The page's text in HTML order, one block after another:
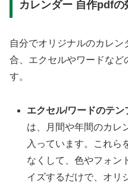
カレンダー 自作pdf
自分でオリジナルのカレ
合、エクセルやワードな
す。
エクセル/ワードのテン
は、月間や年間のカレ
入っています。これら
なくして、色やフォン
イズするだけで、オリ